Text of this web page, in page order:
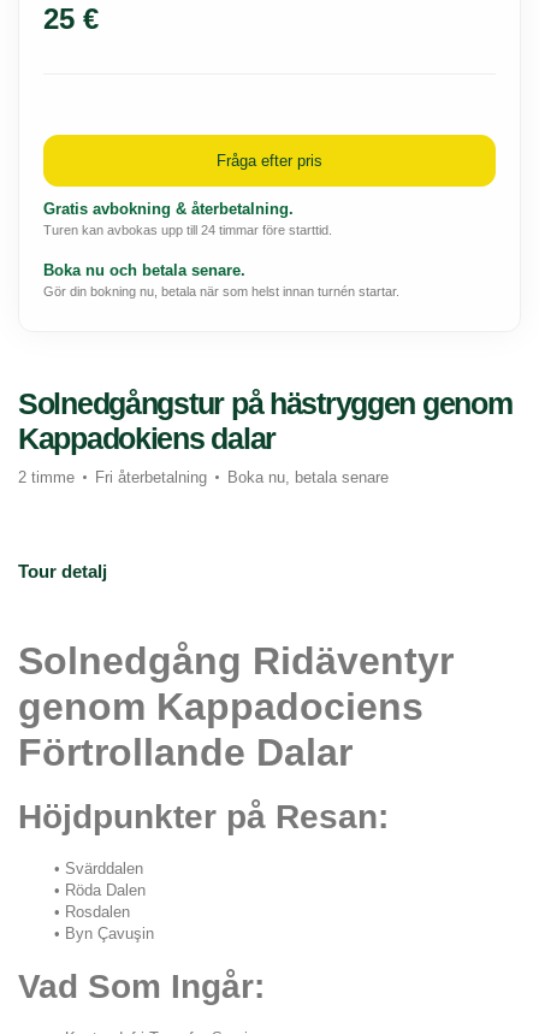
Solnedgångstur på hästryggen genom
Kappadokiens dalar
2 timme Fri återbetalning Boka nu, betala senare
Tour detalj
Solnedgång Ridäventyr
genom Kappadociens
Förtrollande Dalar
Höjdpunkter på Resan:
Svärddalen
Röda Dalen
Rosdalen
Byn Çavuşin
Vad Som Ingår:
25 €
Fråga efter pris
Gratis avbokning & återbetalning.
Turen kan avbokas upp till 24 timmar före starttid.
Boka nu och betala senare.
Gör din bokning nu, betala när som helst innan turnén startar.